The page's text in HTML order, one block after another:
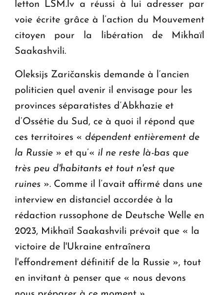
letton LSM.lv a réussi à lui adresser par
voie écrite grâce à l’action du Mouvement
citoyen pour la libération de Mikhaïl
Saakashvili.
Oleksijs Zaričanskis demande à l’ancien
politicien quel avenir il envisage pour les
provinces séparatistes d’Abkhazie et
d’Ossétie du Sud, ce à quoi il répond que
ces territoires « dépendent entièrement de
la Russie » et qu’« il ne reste là-bas que
très peu d'habitants et tout n'est que
ruines ». Comme il l’avait affirmé dans une
interview en distanciel accordée à la
rédaction russophone de Deutsche Welle en
2023, Mikhaïl Saakashvili prévoit que « la
victoire de l'Ukraine entraînera
l'effondrement définitif de la Russie », tout
en invitant à penser que « nous devons